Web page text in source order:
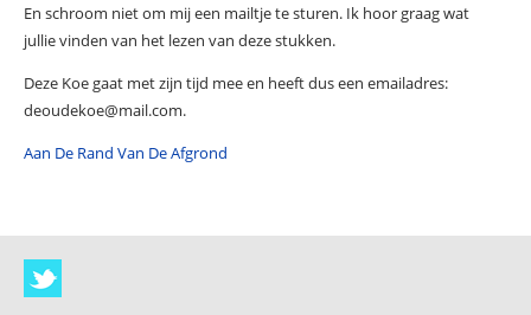
En schroom niet om mij een mailtje te sturen. Ik hoor graag wat
jullie vinden van het lezen van deze stukken.
Deze Koe gaat met zijn tijd mee en heeft dus een emailadres:
deoudekoe@mail.com.
Aan De Rand Van De Afgrond